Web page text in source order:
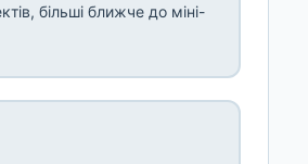
більші ближче до міні-